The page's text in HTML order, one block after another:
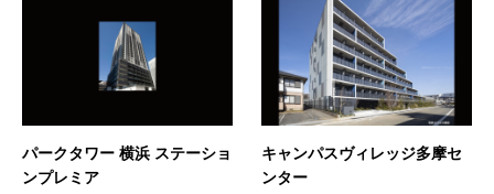
パークタワー 横浜 ステーショ
ンプレミア
キャンパスヴィレッジ多摩セ
ンター